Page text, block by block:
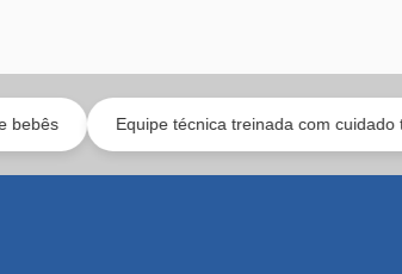
Equipe técnica treinada com cuidado técnico